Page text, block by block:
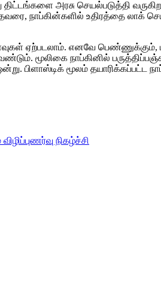
அரசு செயல்படுத்தி
நாப்கின்களில் உதிரத்தை லாக்
ஏற்படலாம். எனவே
மூலிகை நாப்கினில்
மூலம் தயாரிக்கப்பட்ட
நிகழ்ச்சி